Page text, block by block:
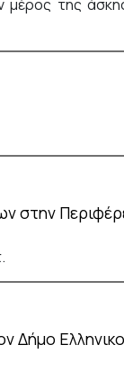
μέρος της
Δήμο